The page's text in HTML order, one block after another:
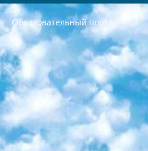
Образовательный портал
РЕСПУБЛИКА УЗБЕКИСТАН МИНИСТРЕРСТВО ДОШКОЛЬНОГО И ШКОЛЬНОГО ОБРАЗОВАНИЯ КОМАНДА в общеобразовательных учреждениях в 2023-2024 учебном году организация и проведение итоговой государственной аттестации обучающихся о Министра дошкольного и школьного образования Республики Узбекистан от 4 марта 2008 года (постановлением Минюста от 20 марта 2008 года № 1778 государственной регистрации) «Итоговое состояние учащихся общего среднего образования на основании положения об утверждении положения об аттестации общего среднего образования выпускной экзамен студентов в образовательных учреждениях в 2023-2024 учебном году В целях организации и прохождения аттестации приказываю: 1. Следующее: перечень предметов, по которым будет проводиться итоговая государственная аттестация и экзамен формы перевода согласно приложению 1; сертификаты международного образца, оценивающие уровень владения иностранными языками перечень согласно приложению 2; 2. Педагогический при специализированных образовательных учреждениях. научно-практический центр квалификации и международной оценки (Д.Давидова) 2024 г. До 25 марта: задания по предметам, по которым будет проводиться итоговая аттестация разработка и утверждение технических условий; итоговая аттестация на основании разработанного предметного задания разработка вопросов по предметам (устно и письменно), экзамен передача; общеобразовательные средние школы и специальные учебные заведения учащиеся выпускных классов школ и интернатов в агентской системе подготовка базы данных экзаменационных материалов и критериев оценки; перевод базы экзаменационных материалов на все языки обучения подать в Республиканский образовательный центр для изготовления; варианты экзаменов на основе разработанных контрольных материалов пусть будут поставлены задачи формирования. 3. Республиканский образовательный центр (Ш.Худайкулов) до 5 апреля 2024 года. до: база данных предоставленных экзаменационных материалов на все языки обучения перевод и экспертиза; для слепых, слабовидящих, глухих, слабослышащих и умственно отсталых детей учащиеся выпускных классов специализированных школ и школ-интернатов база данных экзаменационных материалов на всех преподаваемых языках подготовка критериев оценки; специализированные школы для умственно отсталых детей и технологии для учащихся выпускных классов школ-интернатов разработка соответствующих рекомендаций и критериев проведения ЕГЭ по естествознанию давать задания. 4. Педагогический при специализированных образовательных учреждениях. Научно-практический центр навыков и международной оценки (Д.Давидова), Республика образовательный центр (Худайкулов Ш.) итоговый государственный аттестационный экзамен ориентирован на творческое и логическое мышление при подготовке базы материалов учитывать введение заданий. 5. Следует отметить, что: сертификат государственного образца о знании общеобразовательного предмета и как минимум национальный уровень B1 по предметам на иностранных языках, указанным в Приложении 2. или международно признанный сертификат эквивалентного уровня студенты, изучающие определенный предмет, освобождаются от экзамена; по соответствующим предметам запланирована итоговая государственная аттестация за день до дня, путем жеребьевки Рабочей группой (в письменной форме по предметам, проводимым в форме) из числа сформированных вариантов выбрано 2 варианта; 2 выбранных варианта экзамена анонсированы на официальном сайте министерства и все выпускники по всей стране на основе этих вариантов проводит итоговую государственную аттестацию. 6. Государственное образование учащихся средних общеобразовательных учреждений. знания в соответствии с квалификационными требованиями, которые необходимо приобрести на основании стандартов итоговый (выпускной) контроль для 9 и 11 классов в целях тестирования Экзамены (далее – экзамены) состоят из предметов, перечисленных в приложении 1. будет сделано. 7. Экзамены пройдут с 26 мая по 15 июня 2024 г. (кроме науки физического воспитания). 8. Физическая для учащихся 9 классов общесредних образовательных учреждений. Экзамены по предмету «Образование, квалификация медицина» 1-6 мая 2024 года. сотрудники перевести под присмотр (с отклонениями в физическом или умственном развитии) специализированная школа для детей, школы-интернаты и со сколиозом школы-интернаты санаторного типа для больных детей исключены). 9. Он был слепым, слабовидящим и имел нарушения опорно-двигательного аппарата. экзамены в специализированных школах и интернатах для детей должны проводиться исходя из требований, предъявляемых к общеобразовательным учреждениям (физкультура кроме науки). 10. Специализированная школа для глухих и слабослышащих детей. и экзамены в интернатах и быть реализован в виде письменного теста по математике. 11. Специальность для умственно отсталых детей. Для 9 класса Родной язык и литературное письмо Государственный язык (язык обучения – узбекский). для неклассов) написано Математическое письмо Письменная/устная история Узбекистана Физическое воспитание практично Итоговый контроль Для 11 класса Написание родного языка и литературы (эссе) Математическое письмо Узбекский язык (обучение на узбекском языке) не посещающее общее среднее образование для учреждений)/Образовательное учреждение выбор письменный и устный Иностранный язык письменный/устный Письменная/устная история Узбекистана *По выбору студента:  Химия  Физика  Основы государственного права  География 10 бесплатных образовательных ресурсов - Мы составили подборку онлайн-проектов с интерактивными упражнениями, видеолекциями и статьями. Они помогут вам обрести новые и освежить старые знания бесплатно. 1. «ИНТУИТ» Старейшая образовательная площадка Рунета. Здесь вы найдёте сотни текстовых и видеокурсов на десятки различных тем — от программирования до психологии. Многие курсы подготовлены российскими университетами и крупными международными компаниями вроде Intel и Microsoft. Самостоятельное обучение бесплатное, но желающие могут оплатить услуги персональных наставников. 2. «Смартия» знакомит с актуальными профессиями и подсказывает, как им обучаться. Выбрав заинтересовавшую вас специальность — SMM-специалист, фотограф, веб-дизайнер или другую, — увидите список необходимых для неё умений. Чтобы вы могли освоить их самостоятельно, для каждого умения площадка отображает подборку ссылок на учебные материалы. Хотя «Смартия» ориентируется на русскоязычную аудиторию, часть контента всё же доступна только на английском. 3. «Лекторий Физтеха» Проект Московского физико-технического института (Физтеха). С его помощью вы можете смотреть онлайн серии лекций, записанные на видео в этом вузе. В числе доступных предметов — физика, биология, химия, информационные технологии и другие. К некоторым лекциям администрация ресурса прилагает готовые конспекты,